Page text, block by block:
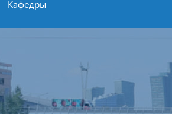
Кафедры